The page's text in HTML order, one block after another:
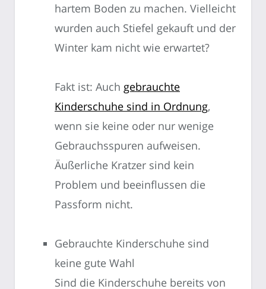
hartem Boden zu machen. Vielleicht
wurden auch Stiefel gekauft und der
Winter kam nicht wie erwartet?
Fakt ist: Auch gebrauchte
Kinderschuhe sind in Ordnung,
wenn sie keine oder nur wenige
Gebrauchsspuren aufweisen.
Äußerliche Kratzer sind kein
Problem und beeinflussen die
Passform nicht.
Gebrauchte Kinderschuhe sind
keine gute Wahl
Sind die Kinderschuhe bereits von